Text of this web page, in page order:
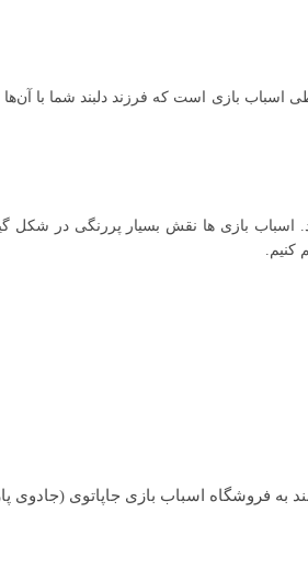
بازی است که فرزند دلبند شما با آن‌ها
اسباب بازی ها نقش بسیار پررنگی در شکل
کنیم.
به فروشگاه اسباب بازی جاپاتوی (جادوی